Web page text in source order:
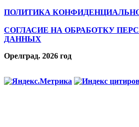
ПОЛИТИКА
СОГЛАСИЕ НА ОБРАБОТКУ
ДАННЫХ
Орелград. 2026 год